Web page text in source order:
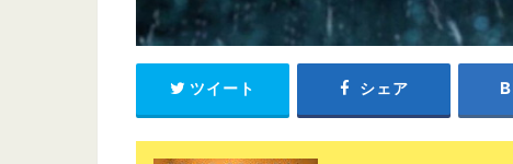
ツイート シェア